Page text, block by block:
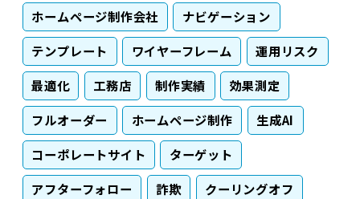
ホームページ制作会社
ナビゲーション
テンプレート
ワイヤーフレーム
運用リスク
最適化
工務店 制作実績
効果測定
フルオーダー
ホームページ制作
生成AI
コーポレートサイト
ターゲット
アフターフォロー
詐欺
クーリングオフ